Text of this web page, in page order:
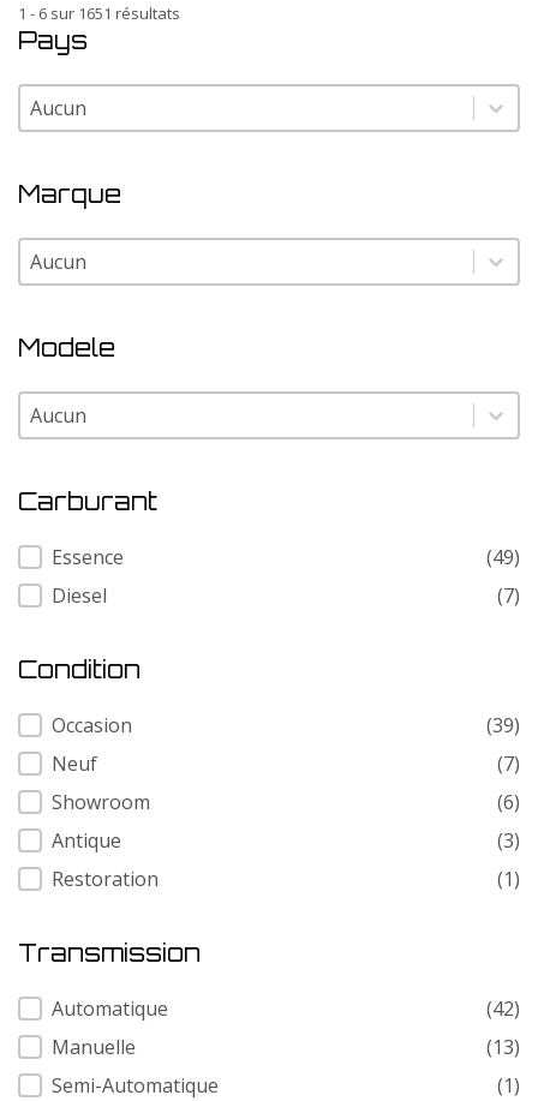
1 - 6 sur 1651 résultats
Pays
Pays
Pays
Marque
Marque
Marque
Modele
Modele
Modele
Carburant
Carburant
Essence
(49)
Diesel
(7)
Condition
Condition
Occasion
(39)
Neuf
(7)
Showroom
(6)
Antique
(3)
Restoration
(1)
Transmission
Transmission
Automatique
(42)
Manuelle
(13)
Semi-Automatique
(1)